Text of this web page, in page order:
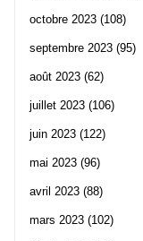
octobre 2023 (108)
septembre 2023 (95)
août 2023 (62)
juillet 2023 (106)
juin 2023 (122)
mai 2023 (96)
avril 2023 (88)
mars 2023 (102)